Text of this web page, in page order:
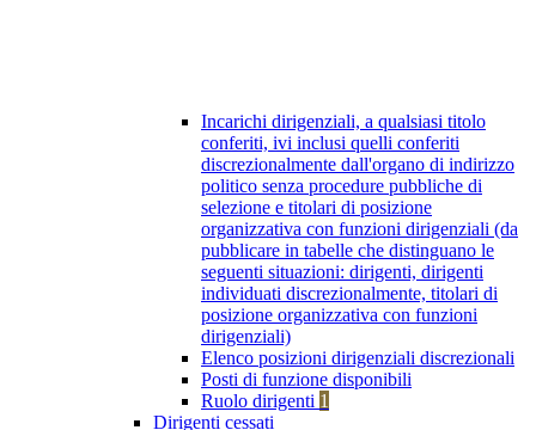
Incarichi dirigenziali, a qualsiasi titolo
conferiti, ivi inclusi quelli conferiti
discrezionalmente dall'organo di indirizzo
politico senza procedure pubbliche di
selezione e titolari di posizione
organizzativa con funzioni dirigenziali (da
pubblicare in tabelle che distinguano le
seguenti situazioni: dirigenti, dirigenti
individuati discrezionalmente, titolari di
posizione organizzativa con funzioni
dirigenziali)
Elenco posizioni dirigenziali discrezionali
Posti di funzione disponibili
Ruolo dirigenti 1
Dirigenti cessati